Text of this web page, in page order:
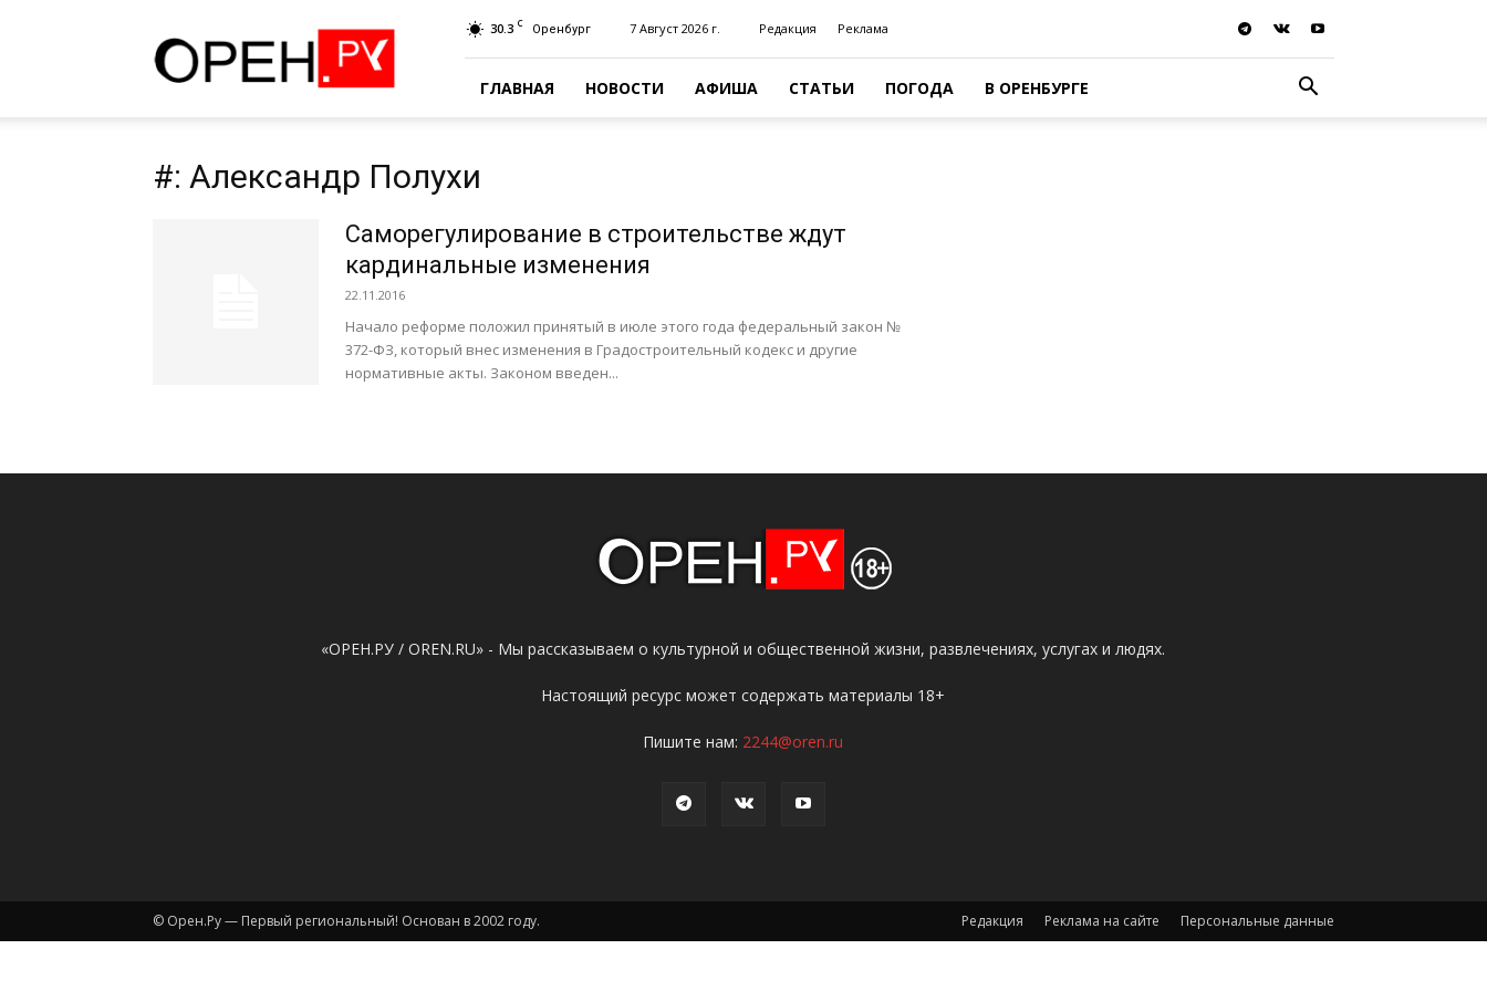
30.3 C Оренбург 7 Август 2026 г. Редакция Реклама
ГЛАВНАЯ НОВОСТИ АФИША СТАТЬИ ПОГОДА В ОРЕНБУРГЕ
#: Александр Полухи
Саморегулирование в строительстве ждут
кардинальные изменения
22.11.2016
Начало реформе положил принятый в июле этого года федеральный закон №
372-ФЗ, который внес изменения в Градостроительный кодекс и другие
нормативные акты. Законом введен...
«ОРЕН.РУ / OREN.RU» - Мы рассказываем о культурной и общественной жизни, развлечениях, услугах и людях.
Настоящий ресурс может содержать материалы 18+
Пишите нам: 2244@oren.ru
Редакция Реклама на сайте Персональные данные
© Орен.Ру — Первый региональный! Основан в 2002 году.